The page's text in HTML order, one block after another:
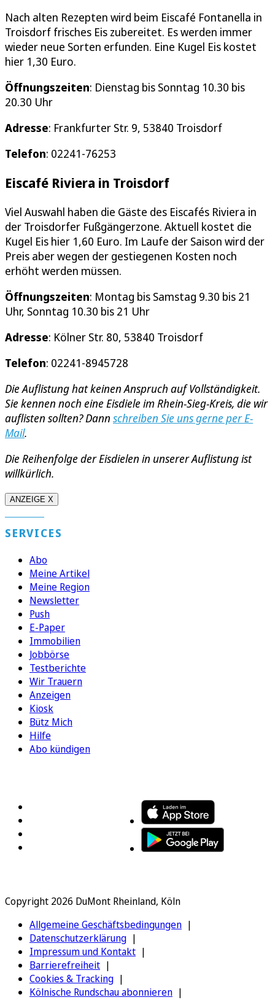
Nach alten Rezepten wird beim Eiscafé Fontanella in
Troisdorf frisches Eis zubereitet. Es werden immer
wieder neue Sorten erfunden. Eine Kugel Eis kostet
hier 1,30 Euro.
Öffnungszeiten: Dienstag bis Sonntag 10.30 bis
20.30 Uhr
Adresse: Frankfurter Str. 9, 53840 Troisdorf
Telefon: 02241-76253
Eiscafé Riviera in Troisdorf
Viel Auswahl haben die Gäste des Eiscafés Riviera in
der Troisdorfer Fußgängerzone. Aktuell kostet die
Kugel Eis hier 1,60 Euro. Im Laufe der Saison wird der
Preis aber wegen der gestiegenen Kosten noch
erhöht werden müssen.
Öffnungszeiten: Montag bis Samstag 9.30 bis 21
Uhr, Sonntag 10.30 bis 21 Uhr
Adresse: Kölner Str. 80, 53840 Troisdorf
Telefon: 02241-8945728
Die Auflistung hat keinen Anspruch auf Vollständigkeit.
Sie kennen noch eine Eisdiele im Rhein-Sieg-Kreis, die wir
auflisten sollten? Dann schreiben Sie uns gerne per E-
Mail.
Die Reihenfolge der Eisdielen in unserer Auflistung ist
willkürlich.
ANZEIGE X
SERVICES
Abo
Meine Artikel
Meine Region
Newsletter
Push
E-Paper
Immobilien
Jobbörse
Testberichte
Wir Trauern
Anzeigen
Kiosk
Bütz Mich
Hilfe
Abo kündigen
Copyright 2026 DuMont Rheinland, Köln
Allgemeine Geschäftsbedingungen
Datenschutzerklärung
Impressum und Kontakt
Barrierefreiheit
Cookies & Tracking
Kölnische Rundschau abonnieren